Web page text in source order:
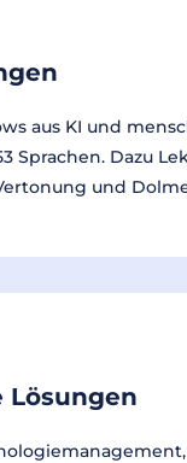
aus KI und
Sprachen. Dazu
und
Lösungen